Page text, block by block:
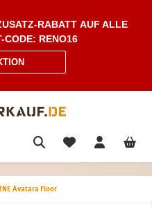
RABATT AUF ALLE
CODE: RENO16
Avatara Floor